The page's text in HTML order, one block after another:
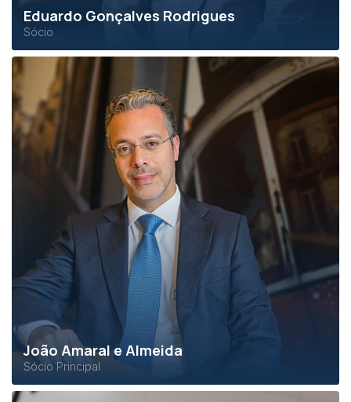
Eduardo Gonçalves Rodrigues
Sócio
João Amaral e Almeida
Sócio Principal